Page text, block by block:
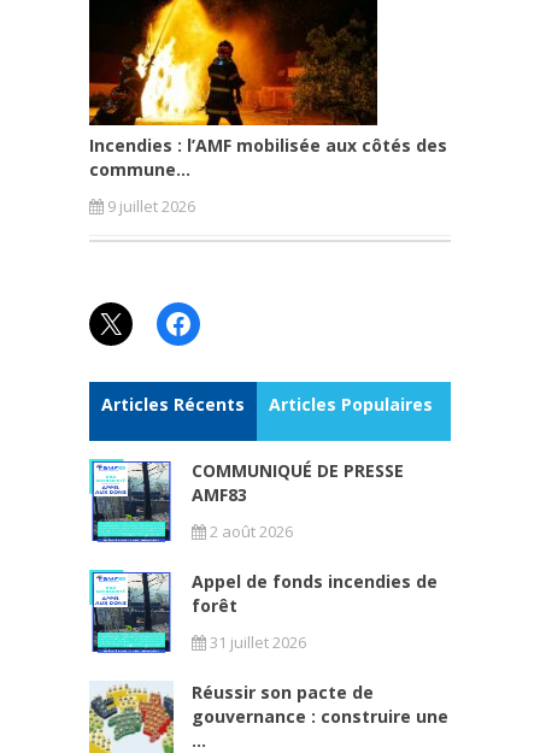
Incendies : l’AMF mobilisée aux côtés des
commune...
9 juillet 2026
X Facebook
Articles Récents Articles Populaires
COMMUNIQUÉ DE PRESSE
AMF83
2 août 2026
Appel de fonds incendies de
forêt
31 juillet 2026
Réussir son pacte de
gouvernance : construire une
...